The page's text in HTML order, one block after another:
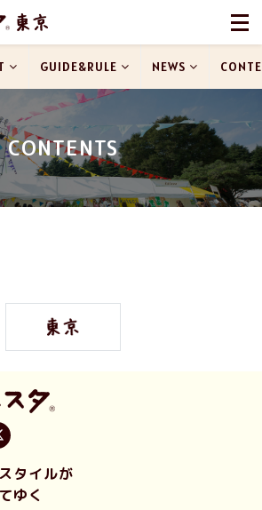
CONTENTS
GUIDE&RULE NEWS
タイルが
ゆく